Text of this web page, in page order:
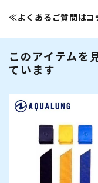
≪よくあるご質問は
このアイテムを
ています